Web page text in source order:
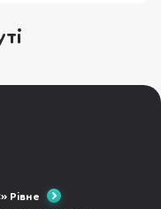
приємних дрібниць
“вау-подарунків”,
Рівне